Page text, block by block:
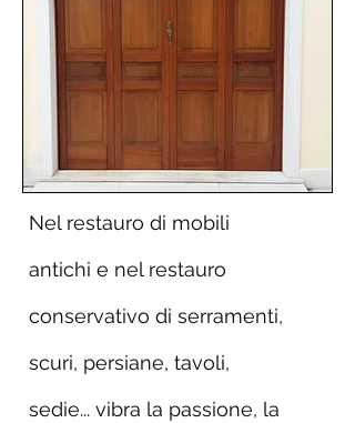
Nel restauro di mobili
antichi e nel restauro
conservativo di serramenti,
scuri, persiane, tavoli,
sedie... vibra la passione, la